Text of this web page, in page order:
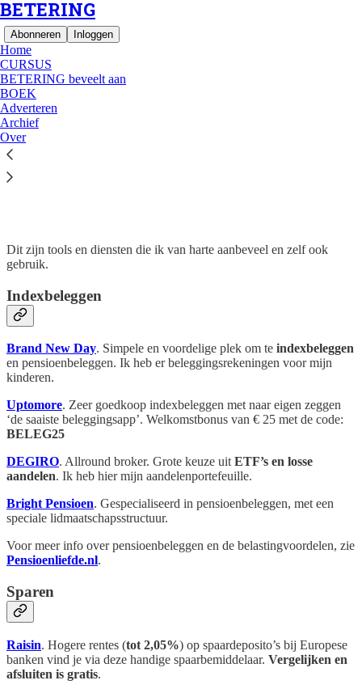
BETERING
Abonneren Inloggen
Home
CURSUS
BETERING beveelt aan
BOEK
Adverteren
Archief
Over
BETERING beveelt aan
Dit zijn tools en diensten die ik van harte aanbeveel en zelf ook
gebruik.
Indexbeleggen
Brand New Day. Simpele en voordelige plek om te indexbeleggen
en pensioenbeleggen. Ik heb er beleggingsrekeningen voor mijn
kinderen.
Uptomore. Zeer goedkoop indexbeleggen met naar eigen zeggen
‘de saaiste beleggingsapp’. Welkomstbonus van € 25 met de code:
BELEG25
DEGIRO. Allround broker. Grote keuze uit ETF’s en losse
aandelen. Ik heb hier mijn aandelenportefeuille.
Bright Pensioen. Gespecialiseerd in pensioenbeleggen, met een
speciale lidmaatschapsstructuur.
Voor meer info over pensioenbeleggen en de belastingvoordelen, zie
Pensioenliefde.nl.
Sparen
Raisin. Hogere rentes (tot 2,05%) op spaardeposito’s bij Europese
banken vind je via deze handige spaarbemiddelaar. Vergelijken en
afsluiten is gratis.